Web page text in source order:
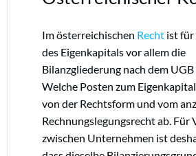
Im österreichischen Recht ist
des Eigenkapitals vor allem die
Bilanzgliederung nach dem
Welche Posten zum
von der Rechtsform und vom
Rechnungslegungsrecht ab. Für
zwischen Unternehmen ist